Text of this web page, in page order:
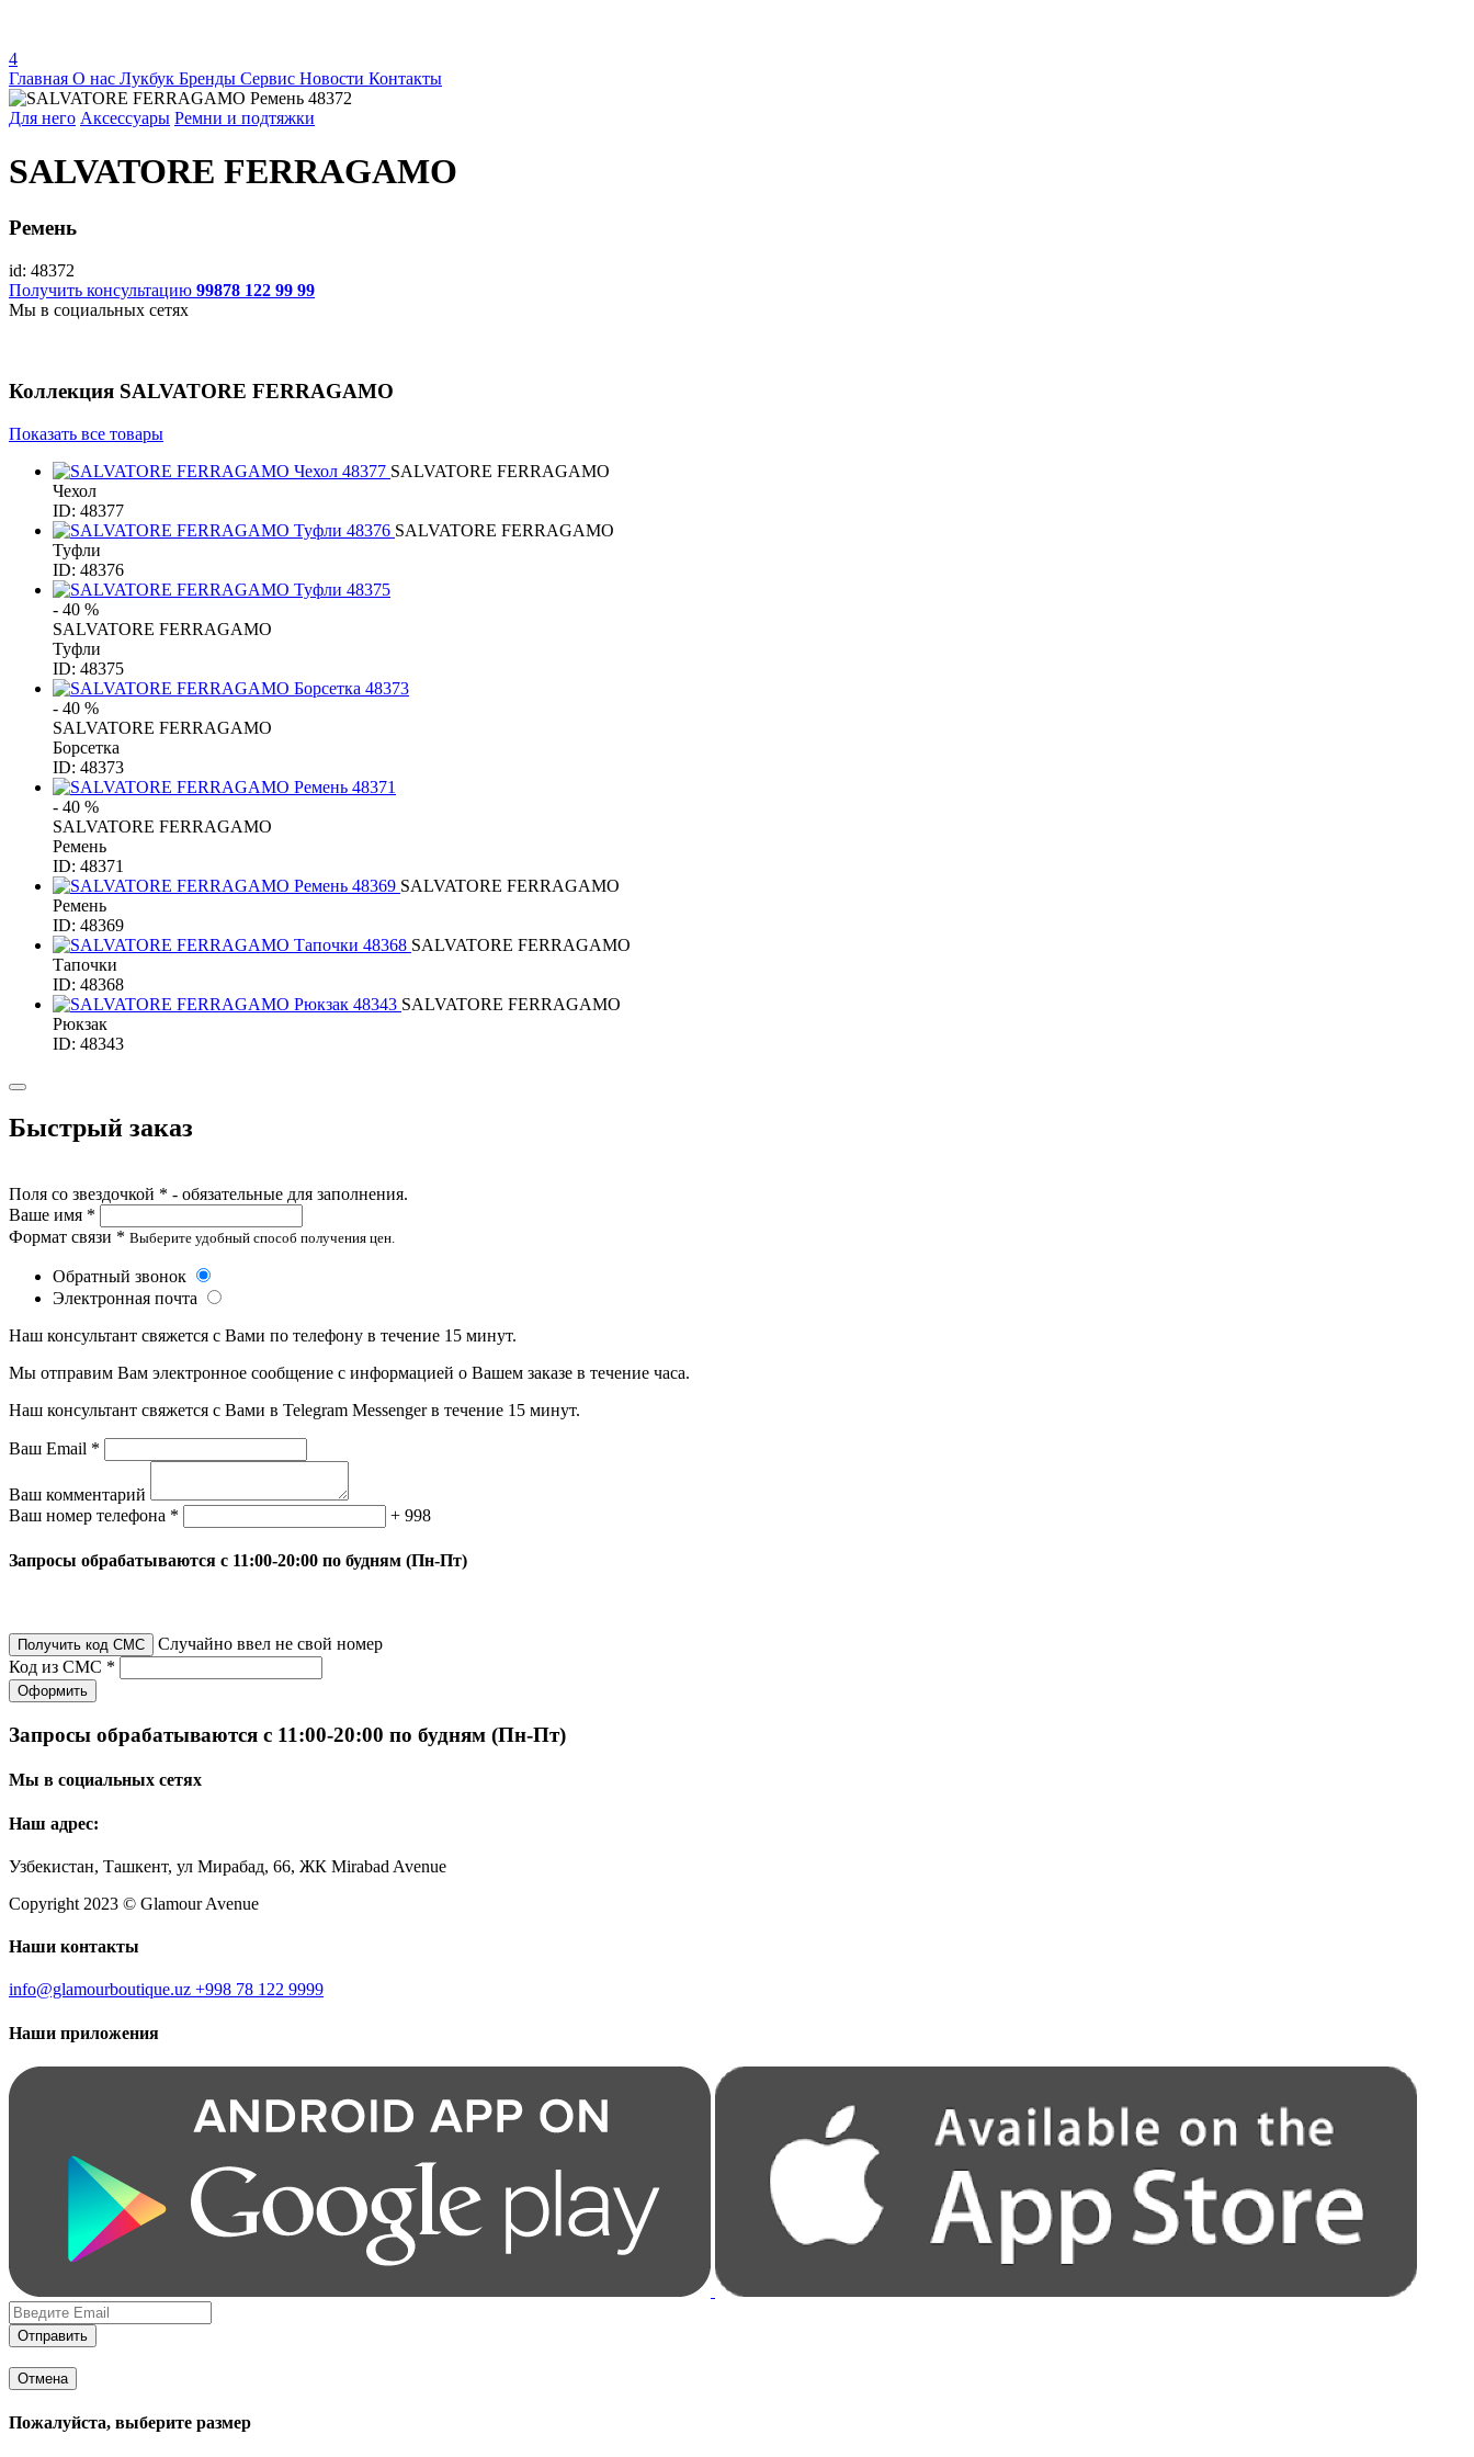
4
Главная О нас Лукбук Бренды Сервис Новости Контакты
Для него Аксессуары Ремни и подтяжки
SALVATORE FERRAGAMO
Ремень
id: 48372
Получить консультацию 99878 122 99 99
Мы в социальных сетях
Коллекция SALVATORE FERRAGAMO
Показать все товары
SALVATORE FERRAGAMO
Чехол
ID: 48377
SALVATORE FERRAGAMO
Туфли
ID: 48376
- 40 %
SALVATORE FERRAGAMO
Туфли
ID: 48375
- 40 %
SALVATORE FERRAGAMO
Борсетка
ID: 48373
- 40 %
SALVATORE FERRAGAMO
Ремень
ID: 48371
SALVATORE FERRAGAMO
Ремень
ID: 48369
SALVATORE FERRAGAMO
Тапочки
ID: 48368
SALVATORE FERRAGAMO
Рюкзак
ID: 48343
Быстрый заказ
Поля со звездочкой * - обязательные для заполнения.
Ваше имя *
Формат связи * Выберите удобный способ получения цен.
Обратный звонок
Электронная почта
Наш консультант свяжется с Вами по телефону в течение 15 минут.
Мы отправим Вам электронное сообщение с информацией о Вашем заказе в течение часа.
Наш консультант свяжется с Вами в Telegram Messenger в течение 15 минут.
Ваш Email *
Ваш комментарий
Ваш номер телефона *
+ 998
Запросы обрабатываются с 11:00-20:00 по будням (Пн-Пт)
Получить код СМС
Случайно ввел не свой номер
Код из СМС *
Оформить
Запросы обрабатываются с 11:00-20:00 по будням (Пн-Пт)
Мы в социальных сетях
Наш адрес:
Узбекистан, Ташкент, ул Мирабад, 66, ЖК Mirabad Avenue
Copyright 2023 © Glamour Avenue
Наши контакты
info@glamourboutique.uz +998 78 122 9999
Наши приложения
Отправить
Отмена
Пожалуйста, выберите размер